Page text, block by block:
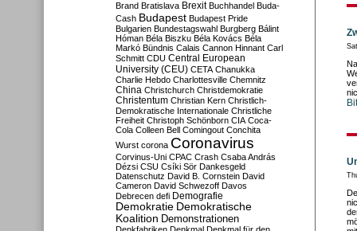
Brand Bratislava Brexit Buchhandel Buda-
Cash Budapest Budapest Pride
Bulgarien Bundestagswahl Burgberg Bálint
Hóman Béla Biszku Béla Kovács Béla
Markó Bündnis Calais Cannon Hinnant Carl
Schmitt CDU Central European
University (CEU) CETA Chanukka
Charlie Hebdo Charlottesville Chemnitz
China Christchurch Christdemokratie
Christentum Christian Kern Christlich-
Demokratische Internationale Christliche
Freiheit Christoph Schönborn CIA Coca-
Cola Colleen Bell Comingout Conchita
Wurst corona Coronavirus
Corvinus-Uni CPAC Crash Csaba András
Dézsi CSU Csíki Sör Dankesgeld
Datenschutz David B. Cornstein David
Cameron David Schwezoff Davos
Debrecen defi Demografie
Demokratie Demokratische
Koalition Demonstrationen